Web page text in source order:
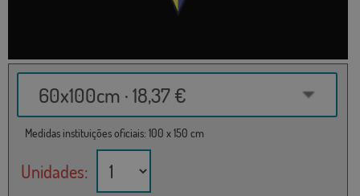
60x100cm · 18,37 €
Medidas instituições oficiais: 100 x 150 cm
Unidades: